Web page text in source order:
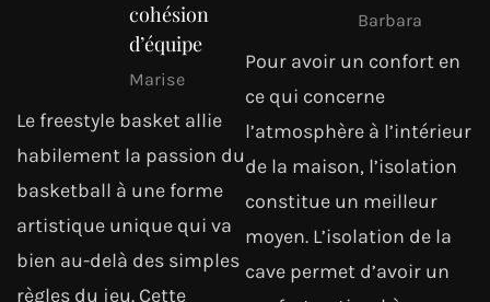
cohésion
d’équipe
Marise
Le freestyle basket allie
habilement la passion du
basketball à une forme
artistique unique qui va
bien au-delà des simples
règles du jeu. Cette
Barbara
Pour avoir un confort en
ce qui concerne
l’atmosphère à l’intérieur
de la maison, l’isolation
constitue un meilleur
moyen. L’isolation de la
cave permet d’avoir un